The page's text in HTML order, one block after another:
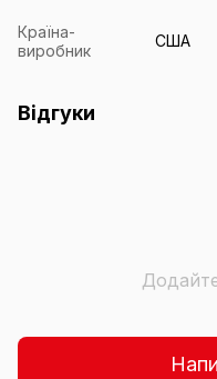
Країна-
виробник
США
Відгуки